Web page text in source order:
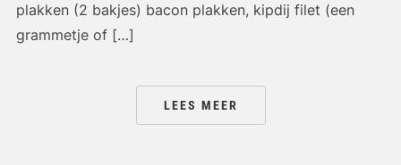
plakken (2 bakjes) bacon plakken, kipdij filet (een
grammetje of […]
LEES MEER